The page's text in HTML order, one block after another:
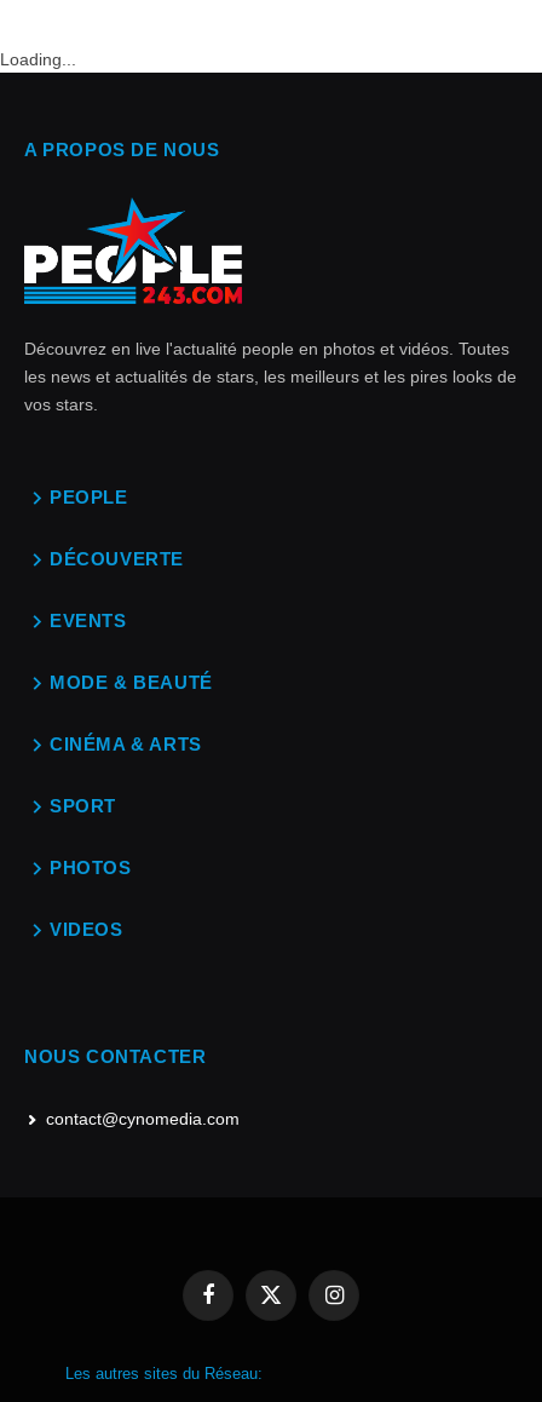
Loading...
A PROPOS DE NOUS
Découvrez en live l'actualité people en photos et vidéos. Toutes
les news et actualités de stars, les meilleurs et les pires looks de
vos stars.
PEOPLE
DÉCOUVERTE
EVENTS
MODE & BEAUTÉ
CINÉMA & ARTS
SPORT
PHOTOS
VIDEOS
NOUS CONTACTER
contact@cynomedia.com
FacebookX
Instagram
Les autres sites du Réseau: